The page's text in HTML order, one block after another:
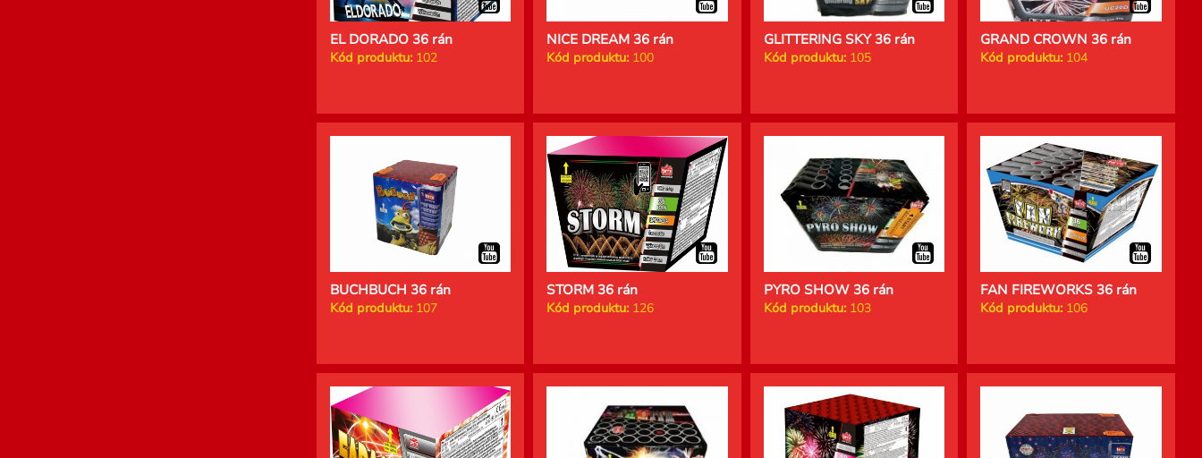
EL DORADO 36 rán
Kód produktu:102
NICE DREAM 36 rán
Kód produktu: 100
GLITTERING SKY 36 rán
Kód produktu:105
GRAND CROWN 36 rán
Kód produktu: 104
BUCHBUCH 36 rán
Kód produktu:107
STORM 36 rán
Kód produktu: 126
PYRO SHOW 36 rán
Kód produktu:103
FAN FIREWORKS 36 rán
Kód produktu: 106